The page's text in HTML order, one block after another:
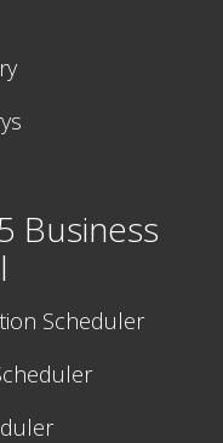
Business
Scheduler